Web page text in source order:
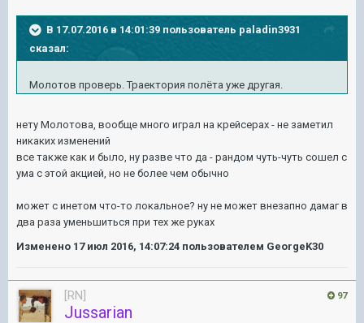
В 17.07.2016 в 14:01:39 пользователь paladin3931
сказал:
Молотов проверь. Траектория полёта уже другая.
нету Молотова, вообще много играл на крейсерах - не заметил
никаких изменений
все также как и было, ну разве что да - рандом чуть-чуть сошел с
ума с этой акцией, но не более чем обычно
может с инетом что-то локальное? ну не может внезапно дамаг в
два раза уменьшиться при тех же руках
Изменено 17 июл 2016, 14:07:24 пользователем GeorgeK30
97
[RN]
Jussarian